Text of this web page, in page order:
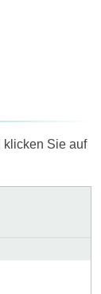
klicken Sie auf